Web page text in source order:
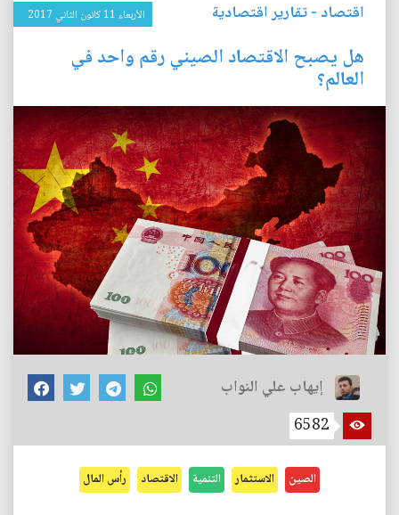
اقتصاد -تقارير اقتصادية الأربعاء 11 كانون الثاني 2017
هل يصبح الاقتصاد الصيني رقم واحد في
العالم؟
إيهاب علي النواب
6582
الصين الاستثمار التنمية الاقتصاد رأس المال